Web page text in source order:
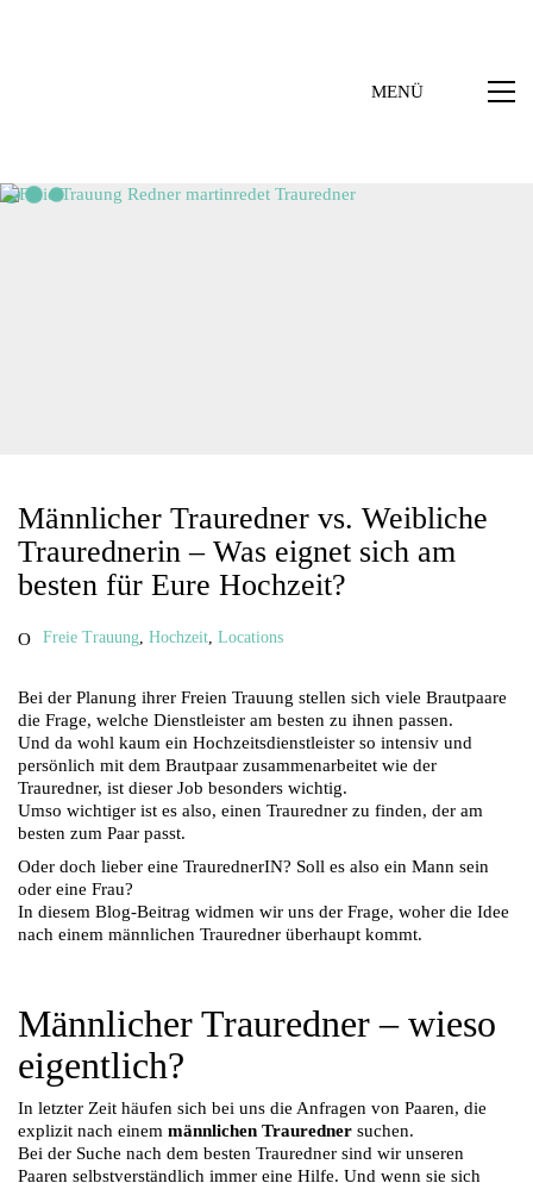
MENÜ
Männlicher Trauredner vs. Weibliche
Traurednerin – Was eignet sich am
besten für Eure Hochzeit?
Freie Trauung Hochzeit Locations
Bei der Planung ihrer Freien Trauung stellen sich viele Brautpaare
die Frage, welche Dienstleister am besten zu ihnen passen.
Und da wohl kaum ein Hochzeitsdienstleister so intensiv und
persönlich mit dem Brautpaar zusammenarbeitet wie der
Trauredner, ist dieser Job besonders wichtig.
Umso wichtiger ist es also, einen Trauredner zu finden, der am
besten zum Paar passt.
Oder doch lieber eine TraurednerIN? Soll es also ein Mann sein
oder eine Frau?
In diesem Blog-Beitrag widmen wir uns der Frage, woher die Idee
nach einem männlichen Trauredner überhaupt kommt.
Männlicher Trauredner – wieso
eigentlich?
In letzter Zeit häufen sich bei uns die Anfragen von Paaren, die
explizit nach einem männlichen Trauredner suchen.
Bei der Suche nach dem besten Trauredner sind wir unseren
Paaren selbstverständlich immer eine Hilfe. Und wenn sie sich